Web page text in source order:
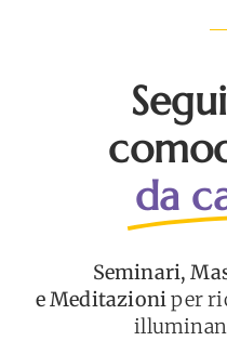
da
Seminari,
e Meditazioniper